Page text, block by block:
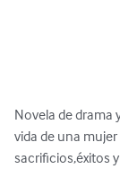
Novela de drama
vida de una
sacrificios,éxitos